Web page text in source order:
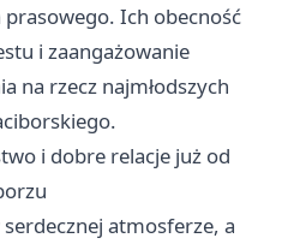
Ich obecność
i zaangażowanie
na rzecz najmłodszych
i dobre relacje już od
atmosferze, a